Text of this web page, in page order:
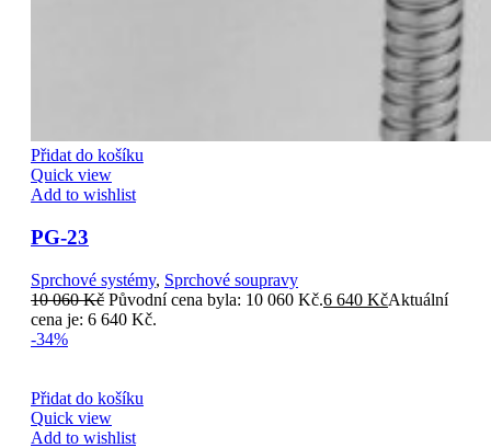
Přidat do košíku
Quick view
Add to wishlist
PG-23
Sprchové systémy, Sprchové soupravy
10 060Kč Původní cena byla: 10 060 Kč.6 640 KčAktuální
cena je: 6 640 Kč.
-34%
Přidat do košíku
Quick view
Add to wishlist